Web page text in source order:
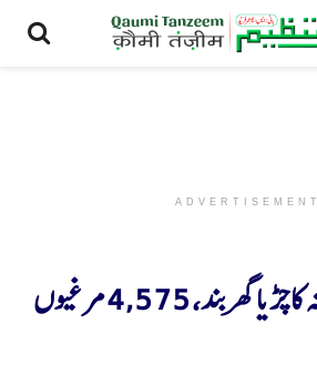
ADVERTISEMENT
برڈ فلو کی دہشت، پٹنہ کا چڑیا گھر بند، 4,575 مرغیوں